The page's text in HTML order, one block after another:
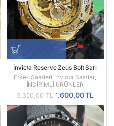
İnvicta Reserve Zeus Bolt Sarı
Kadran Replika Erkek Kol Saati
Erkek Saatleri, Invicta Saatler,
İNDİRİMLİ ÜRÜNLER
5.300,00TL Orijinal
fiyat:
5.300,00 TL.
1.600,00TL
fiyat: